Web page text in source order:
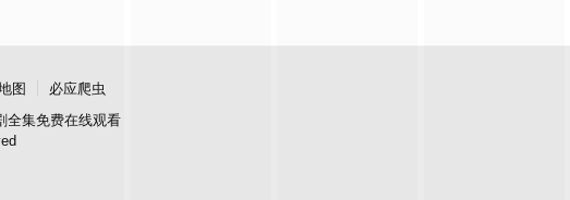
图
必应爬虫
全集免费在线观看